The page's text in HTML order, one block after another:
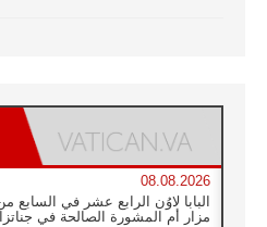
08.08.2026
البابا لاوُن الرابع عشر في السابع
مزار أم المشورة الصالحة في